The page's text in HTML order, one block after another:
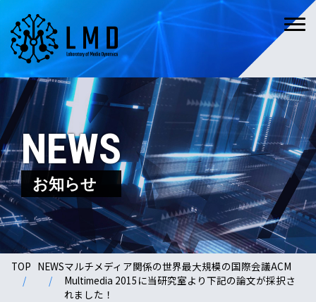
NEWS
お知らせ
TOP NEWSマルチメディア関係の世界最大規模の国際会議ACM
Multimedia 2015に当研究室より下記の論文が採択さ
れました！